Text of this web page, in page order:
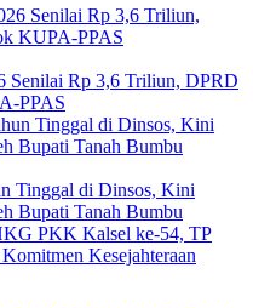
Senilai Rp 3,6 Triliun, DPRD
PPAS
Tinggal di Dinsos, Kini
Bupati Tanah Bumbu